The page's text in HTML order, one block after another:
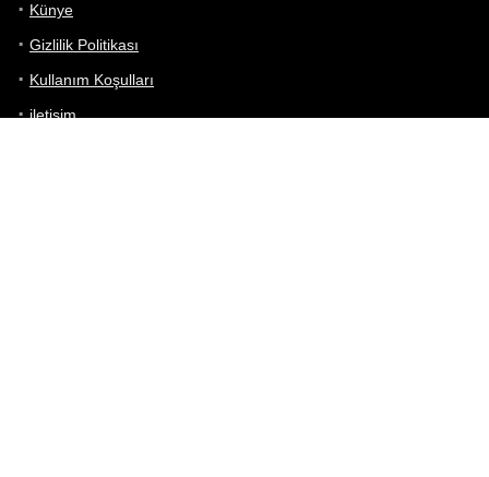
Künye
Gizlilik Politikası
Kullanım Koşulları
iletişim